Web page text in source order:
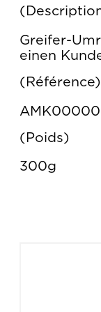
Greifer-
einen
Référence
Poids
300g